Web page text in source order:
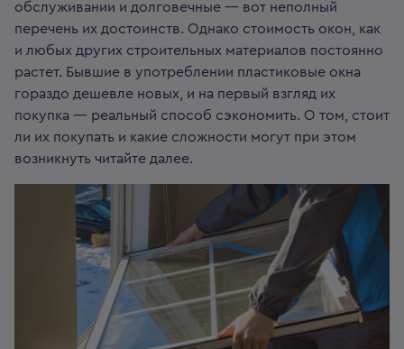
обслуживании и долговечные — вот неполный
перечень их достоинств. Однако стоимость окон, как
и любых других строительных материалов постоянно
растет. Бывшие в употреблении пластиковые окна
гораздо дешевле новых, и на первый взгляд их
покупка — реальный способ сэкономить. О том, стоит
ли их покупать и какие сложности могут при этом
возникнуть читайте далее.